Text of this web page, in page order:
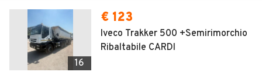
16
€ 123
Iveco Trakker 500 +Semirimorchio
Ribaltabile CARDI